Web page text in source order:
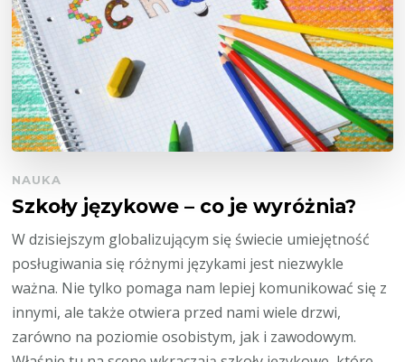
NAUKA
Szkoły językowe – co je wyróżnia?
W dzisiejszym globalizującym się świecie umiejętność
posługiwania się różnymi językami jest niezwykle
ważna. Nie tylko pomaga nam lepiej komunikować się z
innymi, ale także otwiera przed nami wiele drzwi,
zarówno na poziomie osobistym, jak i zawodowym.